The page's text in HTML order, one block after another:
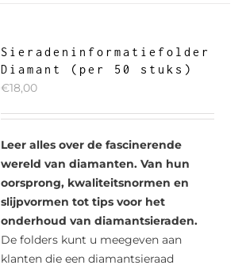
Sieradeninformatiefolder
Diamant (per 50 stuks)
€18,00
Leer alles over de fascinerende
wereld van diamanten. Van hun
oorsprong, kwaliteitsnormen en
slijpvormen tot tips voor het
onderhoud van diamantsieraden.
De folders kunt u meegeven aan
klanten die een diamantsieraad